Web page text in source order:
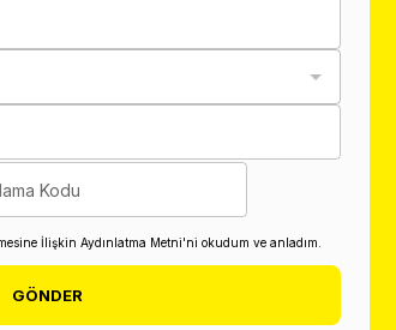
Kodu
İlişkin Aydınlatma Metni'ni okudum ve anladım.
GÖNDER